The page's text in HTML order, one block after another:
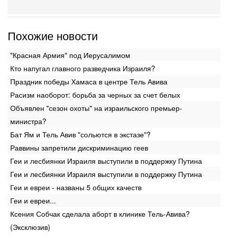
Похожие новости
"Красная Армия" под Иерусалимом
Кто напугал главного разведчика Израиля?
Праздник победы Хамаса в центре Тель Авива
Расизм наоборот: борьба за черных за счет белых
Объявлен "сезон охоты" на израильского премьер-
министра?
Бат Ям и Тель Авив "сольются в экстазе"?
Раввины запретили дискриминацию геев
Геи и лесбиянки Израиля выступили в поддержку Путина
Геи и лесбиянки Израиля выступили в поддержку Путина
Геи и евреи - названы 5 общих качеств
Геи и евреи...
Ксения Собчак сделала аборт в клинике Тель-Авива?
(Эксклюзив)